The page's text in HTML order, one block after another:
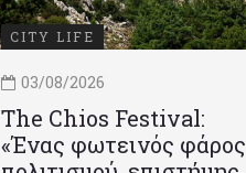
CITY LIFE
03/08/2026
Τhe Chios Festival:
«Ένας φωτεινός φάρος